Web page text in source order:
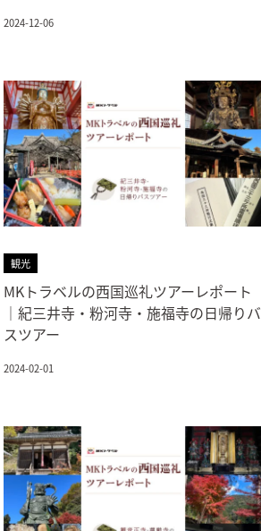
2024-12-06
観光
MKトラベルの西国巡礼ツアーレポート
｜紀三井寺・粉河寺・施福寺の日帰りバ
スツアー
2024-02-01